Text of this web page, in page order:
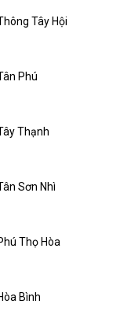
Tây Hội
Phú
Thạnh
Sơn Nhì
Thọ Hòa
Bình